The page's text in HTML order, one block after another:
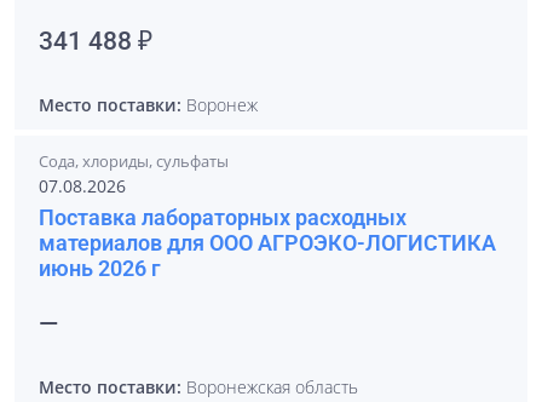
341 488 ₽
Место поставки: Воронеж
Сода, хлориды, сульфаты
07.08.2026
Поставка лабораторных расходных
материалов для ООО АГРОЭКО-ЛОГИСТИКА
июнь 2026 г
—
Место поставки: Воронежская область